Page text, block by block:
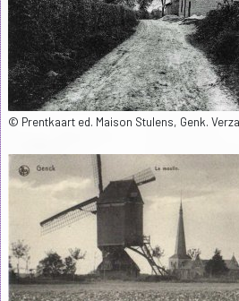
© Prentkaart ed. Maison Stulens, Genk.